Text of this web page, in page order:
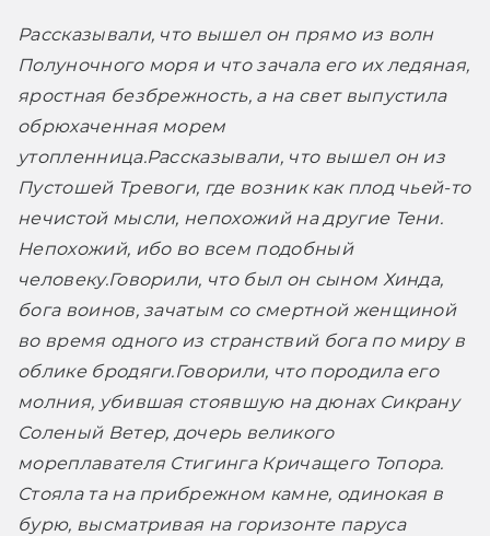
Рассказывали, что вышел он прямо из волн
Полуночного моря и что зачала его их ледяная,
яростная безбрежность, а на свет выпустила
обрюхаченная морем
утопленница.Рассказывали, что вышел он из
Пустошей Тревоги, где возник как плод чьей-то
нечистой мысли, непохожий на другие Тени.
Непохожий, ибо во всем подобный
человеку.Говорили, что был он сыном Хинда,
бога воинов, зачатым со смертной женщиной
во время одного из странствий бога по миру в
облике бродяги.Говорили, что породила его
молния, убившая стоявшую на дюнах Сикрану
Соленый Ветер, дочерь великого
мореплавателя Стигинга Кричащего Топора.
Стояла та на прибрежном камне, одинокая в
бурю, высматривая на горизонте паруса